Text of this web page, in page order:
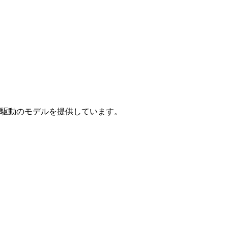
動のモデルを提供しています。